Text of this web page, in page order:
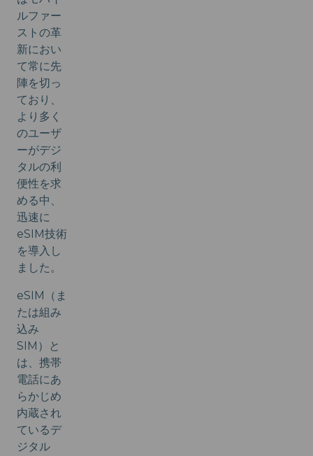
ルファー
ストの革
新におい
て常に先
陣を切っ
ており、
より多く
のユーザ
ーがデジ
タルの利
便性を求
める中、
迅速に
eSIM技術
を導入し
ました。
eSIM（ま
たは組み
込み
SIM）と
は、携帯
電話にあ
らかじめ
内蔵され
ているデ
ジタル